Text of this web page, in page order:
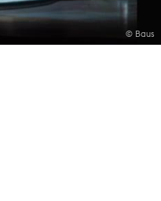
© Baus